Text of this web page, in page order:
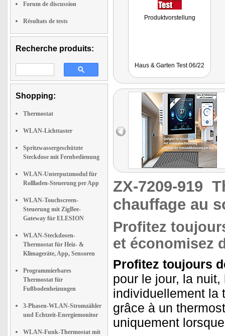
Forum de discussion
Résultats de tests
Recherche produits:
Shopping:
Thermostat
WLAN-Lichttaster
Spritzwassergeschützte
Steckdose mit Fernbedienung
WLAN-Unterputzmodul für
Rollladen-Steuerung per App
WLAN-Touchscreen-
Steuerung mit ZigBee-
Gateway für ELESION
WLAN-Steckdosen-
Thermostat für Heiz- &
Klimageräte, App, Sensoren
Programmierbares
Thermostat für
Fußbodenheizungen
3-Phasen-WLAN-Stromzähler
und Echtzeit-Energiemonitor
WLAN-Funk-Thermostat mit
Produktvorstellung
Haus & Garten Test 06/22
ZX-7209-919
chauffage au
Profitez
et économisez
Profitez toujours
pour le jour, la
individuellement la
grâce à un
uniquement